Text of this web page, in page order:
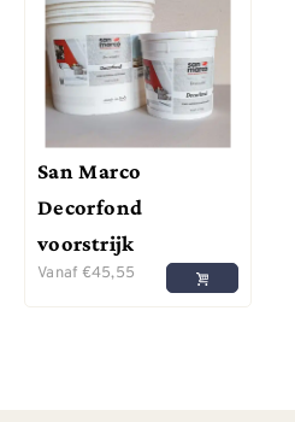
San Marco
Decorfond
voorstrijk
Vanaf €45,55